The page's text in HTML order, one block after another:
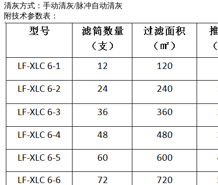
清灰方式：手动清灰/脉冲自动清灰
附技术参数表：